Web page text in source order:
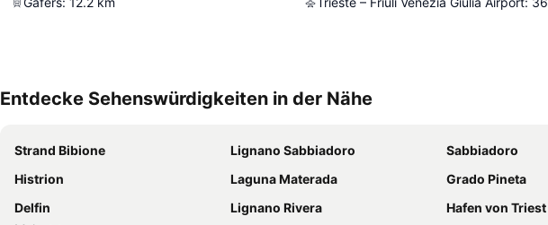
Entdecke Sehenswürdigkeiten in der Nähe
Strand Bibione Lignano Sabbiadoro Sabbiadoro
Histrion
Laguna Materada Grado Pineta
Delfin
Lignano Rivera Hafen von Triest